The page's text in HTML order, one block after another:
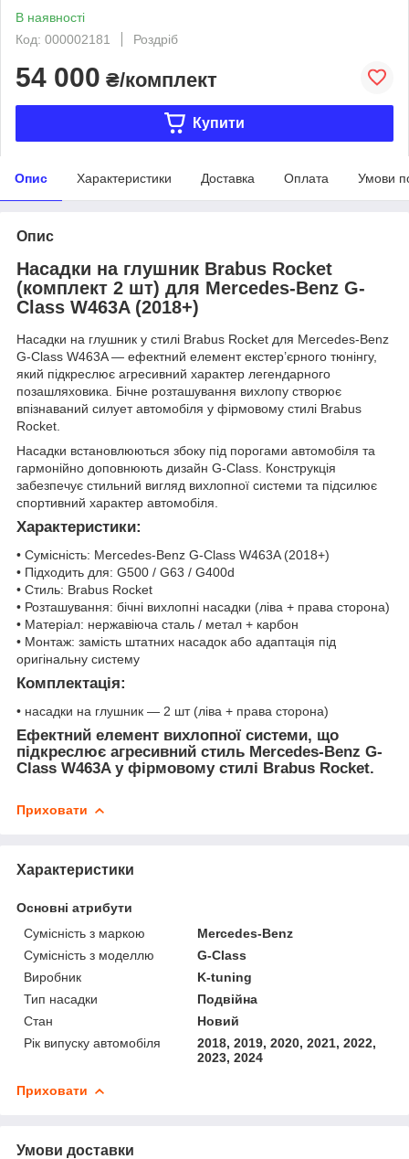
В наявності
Код: 000002181
Роздріб
54 000 ₴/комплект
Купити
Опис Характеристики Доставка Оплата Умови
Опис
Насадки на глушник Brabus Rocket
(комплект 2 шт) для Mercedes-Benz G-
Class W463A (2018+)
Насадки на глушник у стилі Brabus Rocket для Mercedes-Benz
G-Class W463A — ефектний елемент екстер’єрного тюнінгу,
який підкреслює агресивний характер легендарного
позашляховика. Бічне розташування вихлопу створює
впізнаваний силует автомобіля у фірмовому стилі Brabus
Rocket.
Насадки встановлюються збоку під порогами автомобіля та
гармонійно доповнюють дизайн G-Class. Конструкція
забезпечує стильний вигляд вихлопної системи та підсилює
спортивний характер автомобіля.
Характеристики:
• Сумісність: Mercedes-Benz G-Class W463A (2018+)
• Підходить для: G500 / G63 / G400d
• Стиль: Brabus Rocket
• Розташування: бічні вихлопні насадки (ліва + права сторона)
• Матеріал: нержавіюча сталь / метал + карбон
• Монтаж: замість штатних насадок або адаптація під
оригінальну систему
Комплектація:
• насадки на глушник — 2 шт (ліва + права сторона)
Ефектний елемент вихлопної системи, що
підкреслює агресивний стиль Mercedes-Benz G-
Class W463A у фірмовому стилі Brabus Rocket.
Приховати
Характеристики
Основні атрибути
Сумісність з маркою
Mercedes-Benz
Сумісність з моделлю
G-Class
Виробник
K-tuning
Тип насадки
Подвійна
Стан
Новий
Рік випуску автомобіля
2018, 2019, 2020, 2021, 2022,
2023, 2024
Приховати
Умови доставки